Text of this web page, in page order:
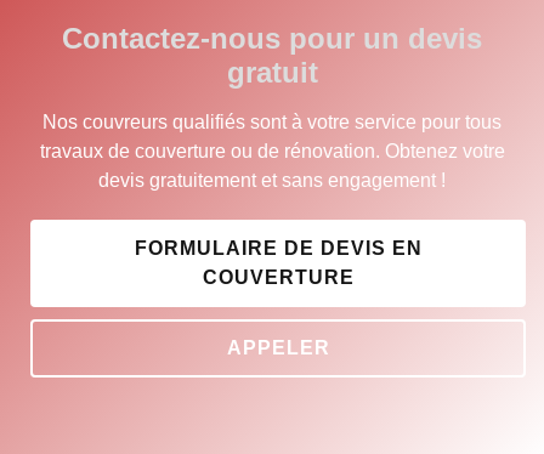
Contactez-nous pour un devis
gratuit
Nos couvreurs qualifiés sont à votre service pour tous
travaux de couverture ou de rénovation. Obtenez votre
devis gratuitement et sans engagement !
FORMULAIRE DE DEVIS EN
COUVERTURE
APPELER